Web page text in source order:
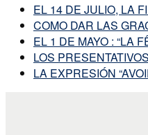
EL 14 DE JULIO, LA
COMO DAR LAS
EL 1 DE MAYO : “LA
LOS
LA EXPRESIÓN